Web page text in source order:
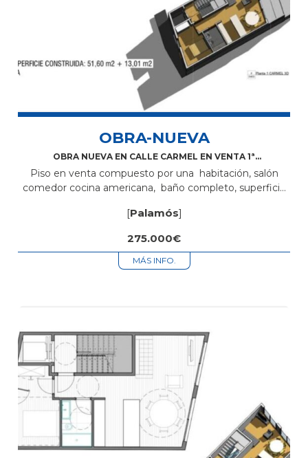
OBRA-NUEVA
OBRA NUEVA EN CALLE CARMEL EN VENTA 1ª
Piso en venta compuesto por una habitación, salón
comedor cocina americana, baño completo, superficie
situado en zona centro cerca...
[Palamós]
275.000€
MÁS INFO.